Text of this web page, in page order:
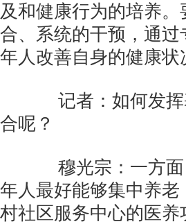
及和健康行为的培养
合、系统的干预，通
年人改善自身的健康状
记者：如何发挥
合呢？
穆光宗：一方面
年人最好能够集中养
村社区服务中心的医